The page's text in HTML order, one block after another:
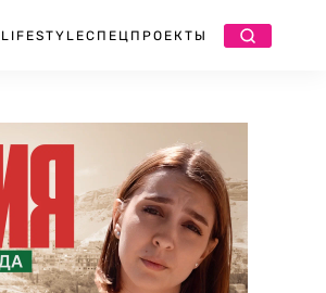
LIFESTYLEСПЕЦПРОЕКТЫ